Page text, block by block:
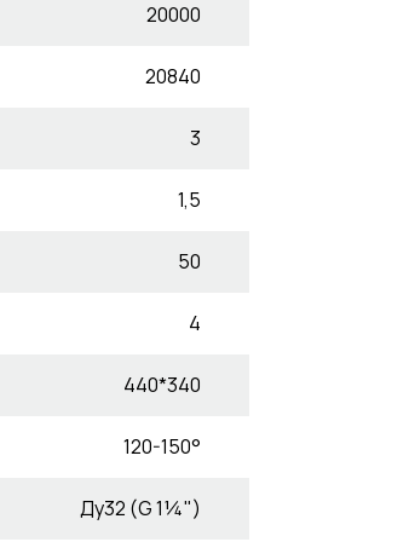
20000
20840
3
1,5
50
4
440*340
120-150°
Ду32 (G 1¼")